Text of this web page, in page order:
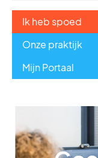
Onze praktijk
Mijn Portaal
Ik heb spoed